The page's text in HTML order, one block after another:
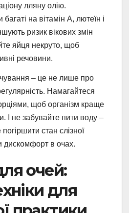
лляну олію.
на вітамін А, лютеїн і
ризик вікових змін
яйця некруто, щоб
речовини.
– це не лише про
Намагайтеся
щоб організм краще
І не забувайте пити воду –
стан слізної
дискомфорт в очах.
очей:
для